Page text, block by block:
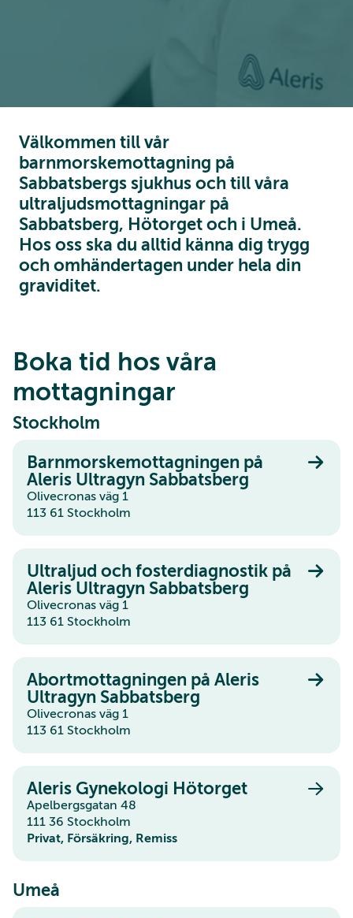
Välkommen till vår
barnmorskemottagning på
Sabbatsbergs sjukhus och till våra
ultraljudsmottagningar på
Sabbatsberg, Hötorget och i Umeå.
Hos oss ska du alltid känna dig trygg
och omhändertagen under hela din
graviditet.
Boka tid hos våra
mottagningar
Stockholm
Barnmorskemottagningen på
Aleris Ultragyn Sabbatsberg
Olivecronas väg 1
113 61 Stockholm
Ultraljud och fosterdiagnostik på
Aleris Ultragyn Sabbatsberg
Olivecronas väg 1
113 61 Stockholm
Abortmottagningen på Aleris
Ultragyn Sabbatsberg
Olivecronas väg 1
113 61 Stockholm
Aleris Gynekologi Hötorget
Apelbergsgatan 48
111 36 Stockholm
Privat, Försäkring, Remiss
Umeå